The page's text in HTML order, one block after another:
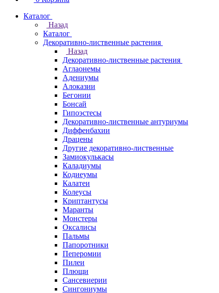
Каталог
Назад
Каталог
Декоративно-лиственные растения
Назад
Декоративно-лиственные растения
Аглаонемы
Адениумы
Алоказии
Бегонии
Бонсай
Гипоэстесы
Декоративно-лиственные антуриумы
Диффенбахии
Драцены
Другие декоративно-лиственные
Замиокулькасы
Каладиумы
Кодиеумы
Калатеи
Колеусы
Криптантусы
Маранты
Монстеры
Оксалисы
Пальмы
Папоротники
Пеперомии
Пилеи
Плющи
Сансевиерии
Сингониумы